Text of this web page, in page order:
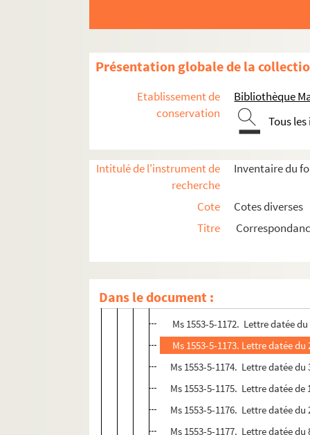
Présentation globale de la
Etablissement de
conservation
Bibliothèque
Tous
Intitulé de l'instrument de
recherche
Inventaire du
Cote
Cotes diverses
Titre
Dans le document :
Ms 1553-5-1159. Lettre datée du
Ms 1553-5-1162. Lettre datée du
Ms 1553-5-1163. Lettre datée
Ms 1553-5-1165. Lettre datée
Ms 1553-5-1168. Lettre datée
Ms 1553-5-1171. Lettre datée du
Ms 1553-5-1172. Lettre datée
Ms 1553-5-1173. Lettre datée du
Ms 1553-5-1174. Lettre datée du
Ms 1553-5-1175. Lettre datée de
Ms 1553-5-1176. Lettre datée du
Ms 1553-5-1177. Lettre datée du